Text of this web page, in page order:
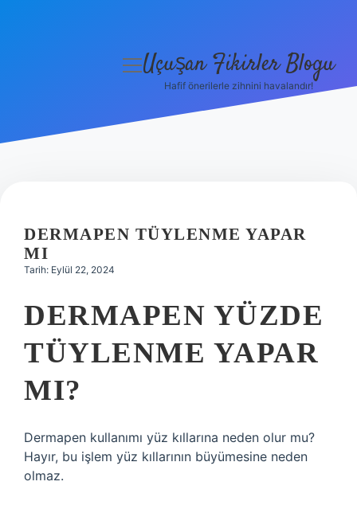
Hakkımızda
menüyü
Uçuşan Fikirler Blogu
Hafif önerilerle zihnini havalandır!
DERMAPEN TÜYLENME YAPAR
MI
Tarih: Eylül 22, 2024
DERMAPEN YÜZDE
TÜYLENME YAPAR
MI?
Dermapen kullanımı yüz kıllarına neden olur mu?
Hayır, bu işlem yüz kıllarının büyümesine neden
olmaz.